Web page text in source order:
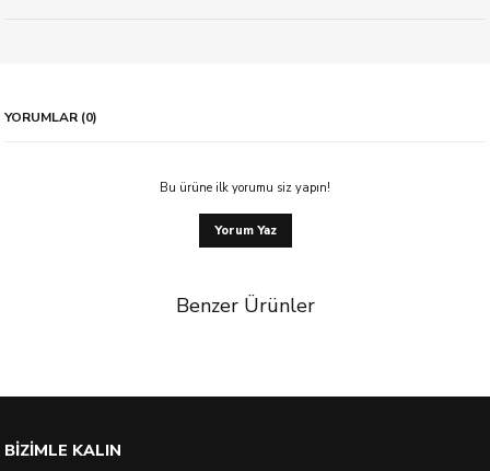
YORUMLAR (0)
Bu ürüne ilk yorumu siz yapın!
Yorum Yaz
Benzer Ürünler
BİZİMLE KALIN